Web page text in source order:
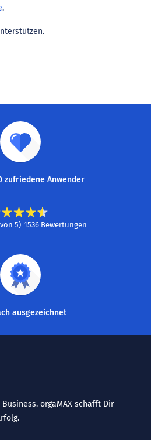
.
zufriedene Anwender
von 5) 1536 Bewertungen
ausgezeichnet
orgaMAX schafft Dir